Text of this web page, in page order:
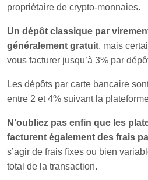
propriétaire de crypto-monnaies.
Un dépôt classique par
généralement gratuit, mais
vous facturer jusqu’à 3% par
Les dépôts par carte bancaire
entre 2 et 4% suivant la
N’oubliez pas enfin que les
facturent également des frais
s’agir de frais fixes ou bien
total de la transaction.